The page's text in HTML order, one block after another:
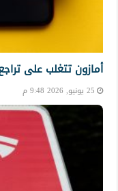
أمازون تتغلب على
25 يونيو, 2026 9:48 م